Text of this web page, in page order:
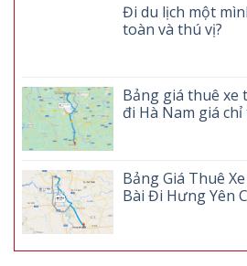
Đi du lịch một
toàn và thú vị?
Bảng giá thuê xe
đi Hà Nam giá
Bảng Giá Thuê
Bài Đi Hưng Yên